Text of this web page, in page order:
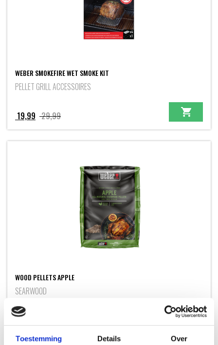
Toestemming Details Over
WEBER SMOKEFIRE WET SMOKE KIT
PELLET GRILL ACCESSOIRES
29,99Oorspronkelijke
prijs
was:
19,99
Huidige
prijs
is:
WOOD PELLETS APPLE
SEARWOOD
21,99